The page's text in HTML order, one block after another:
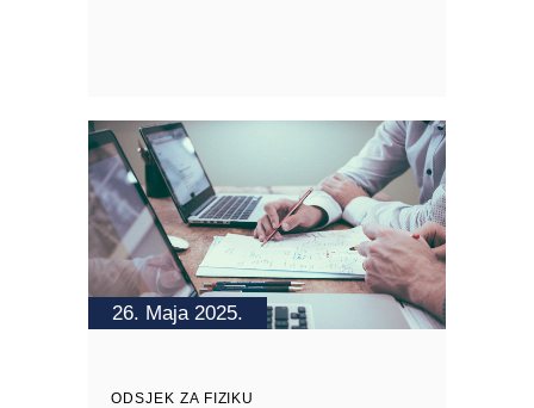
26. Maja 2025.
ODSJEK ZA FIZIKU